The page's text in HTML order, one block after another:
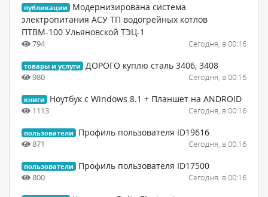
публикации
Модернизирована система
электропитания АСУ ТП водогрейных котлов
ПТВМ-100 Ульяновской ТЭЦ-1
794 Сегодня, в 00:16
товары и услуги ДОРОГО куплю сталь 3406, 3408
980 Сегодня, в 00:16
книги Ноутбук с Windows 8.1 + Планшет на ANDROID
1113 Сегодня, в 00:16
пользователи Профиль пользователя ID19616
871 Сегодня, в 00:16
пользователи Профиль пользователя ID17500
800 Сегодня, в 00:16